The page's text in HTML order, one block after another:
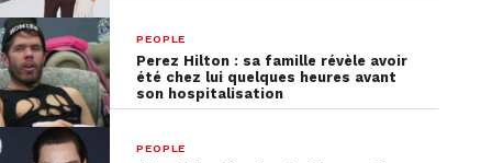
PEOPLE
Perez Hilton : sa famille révèle avoir
été chez lui quelques heures avant
son hospitalisation
PEOPLE